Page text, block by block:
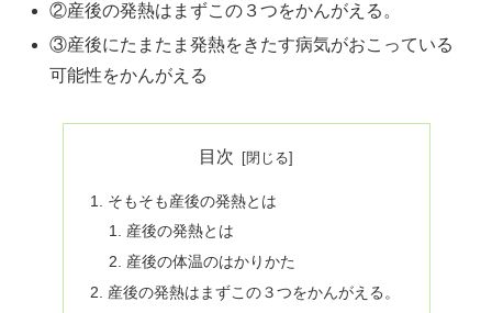
②産後の発熱はまずこの３つをかんがえる。
③産後にたまたま発熱をきたす病気がおこっている
可能性をかんがえる
目次
そもそも産後の発熱とは
産後の発熱とは
産後の体温のはかりかた
産後の発熱はまずこの３つをかんがえる。